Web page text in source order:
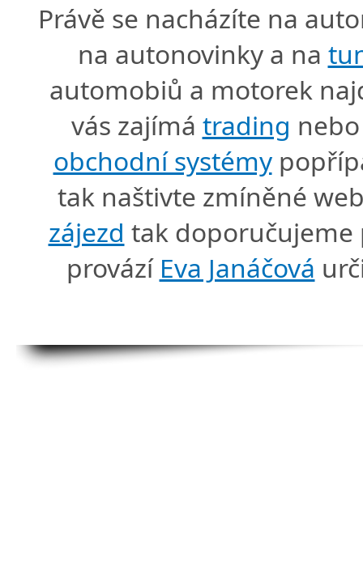
Právě se nacházíte na
na autonovinky a na
automobiů a motorek
vás zajímá trading
obchodní systémy
tak naštivte zmíněné
zájezd tak doporučujeme
provází Eva Janáčová